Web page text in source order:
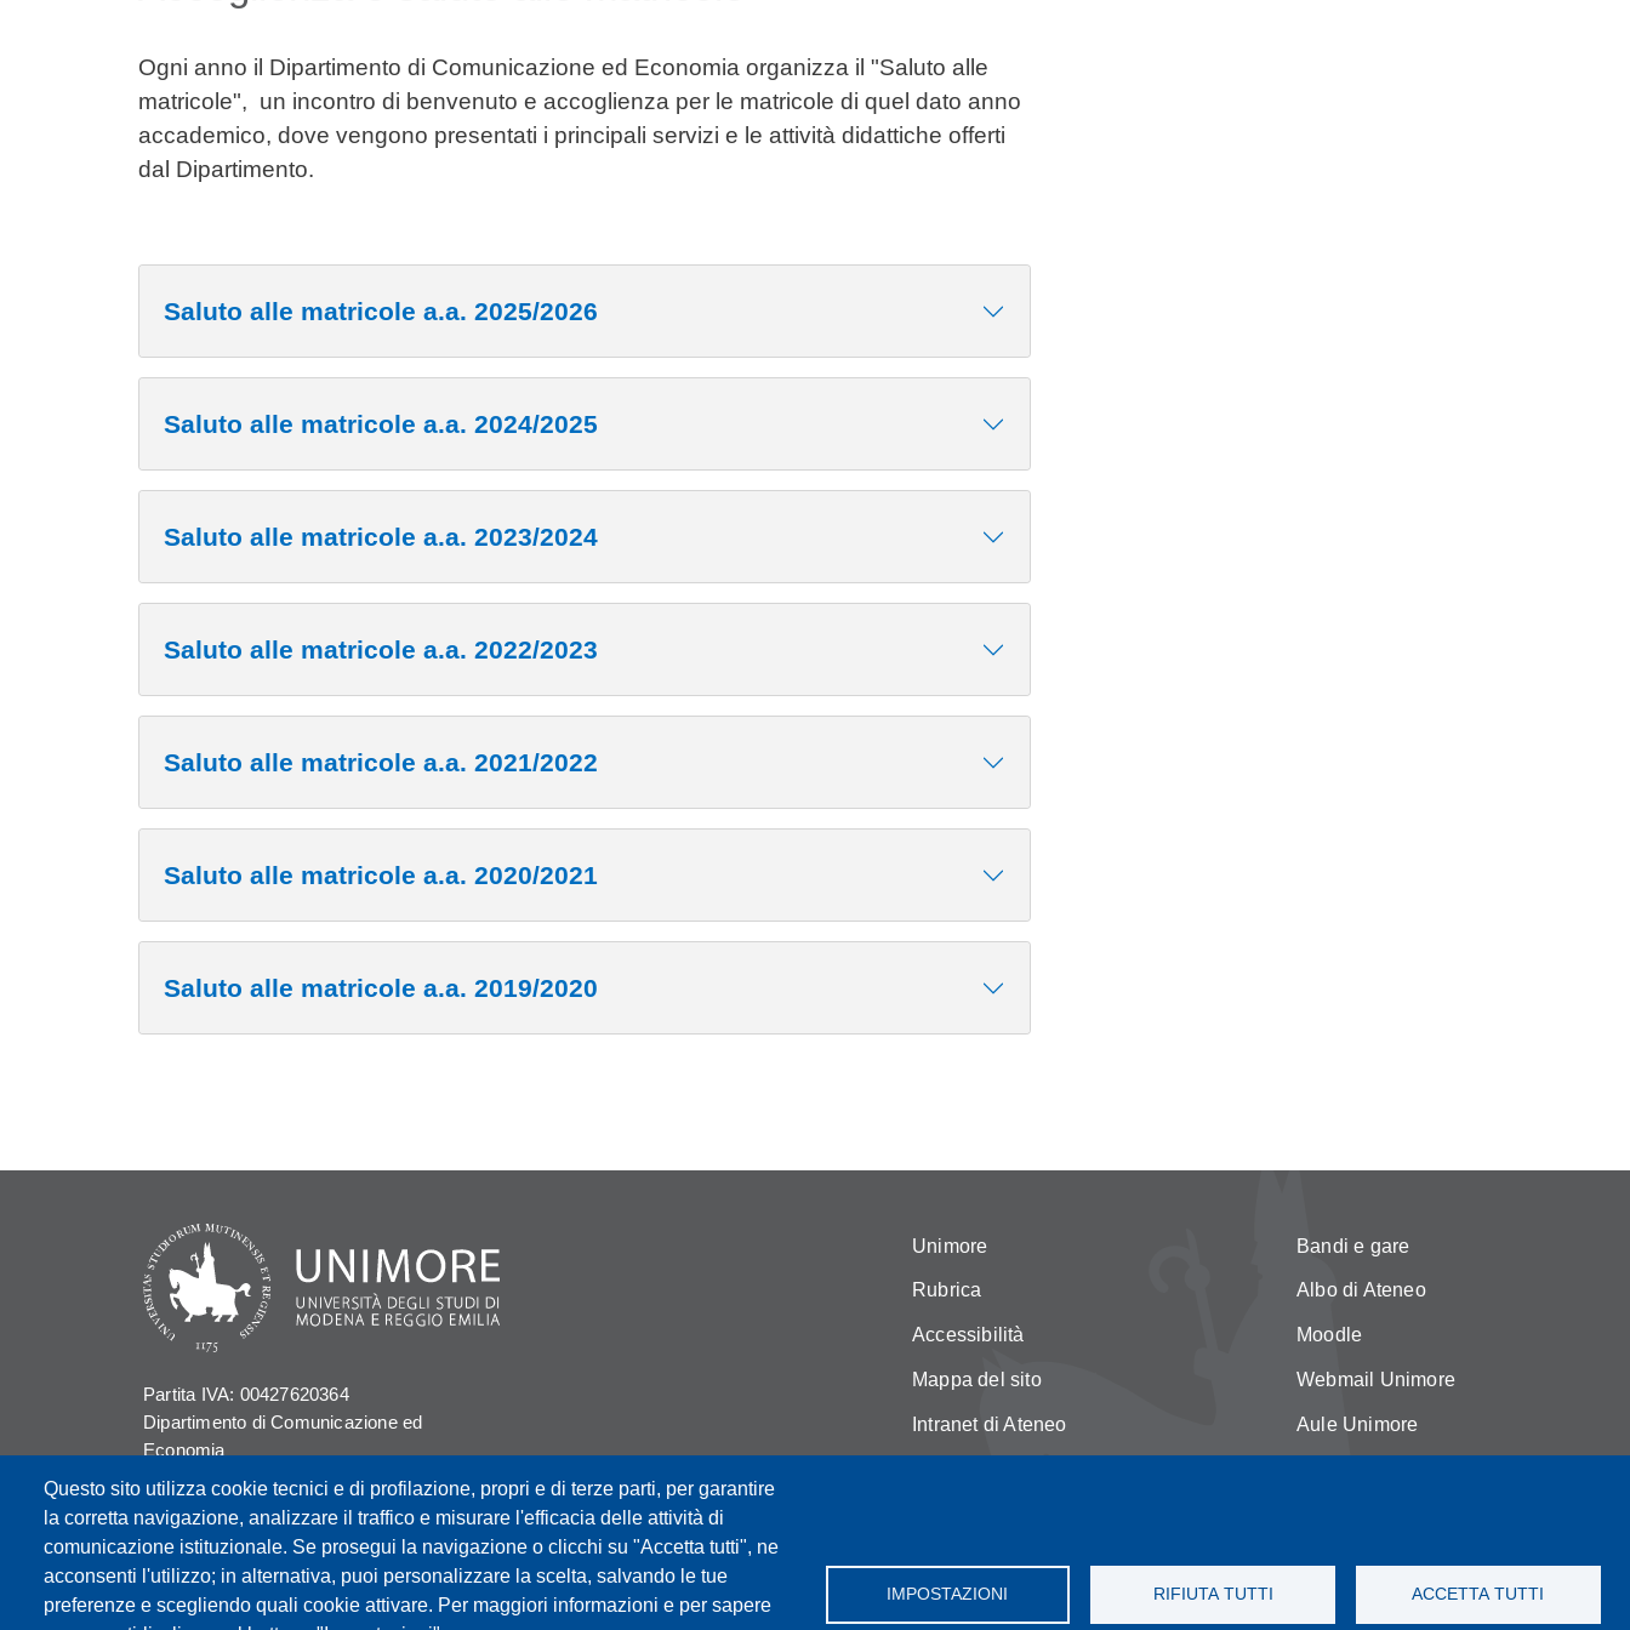
Ogni anno il Dipartimento di Comunicazione ed Economia organizza il "Saluto alle
matricole", un incontro di benvenuto e accoglienza per le matricole di quel dato anno
accademico, dove vengono presentati i principali servizi e le attività didattiche offerti
dal Dipartimento.
Saluto alle matricole a.a. 2025/2026
Saluto alle matricole a.a. 2024/2025
Saluto alle matricole a.a. 2023/2024
Saluto alle matricole a.a. 2022/2023
Saluto alle matricole a.a. 2021/2022
Saluto alle matricole a.a. 2020/2021
Saluto alle matricole a.a. 2019/2020
Questo sito utilizza cookie tecnici e di profilazione, propri e di terze parti, per garantire
la corretta navigazione, analizzare il traffico e misurare l'efficacia delle attività di
comunicazione istituzionale. Se prosegui la navigazione o clicchi su "Accetta tutti", ne
acconsenti l'utilizzo; in alternativa, puoi personalizzare la scelta, salvando le tue
preferenze e scegliendo quali cookie attivare. Per maggiori informazioni e per sapere
IMPOSTAZIONI RIFIUTA TUTTI ACCETTA TUTTI
Partita IVA: 00427620364
Dipartimento di Comunicazione ed
Economia
Sede: Viale A. Allegri 9 - 42121 Reggio
Emilia
PEC: dce@pec.unimore.it
Telefono: 0522 523000
Unimore
Rubrica
Accessibilità
Mappa del sito
Intranet di Ateneo
Bandi e gare
Albo di Ateneo
Moodle
Webmail Unimore
Aule Unimore